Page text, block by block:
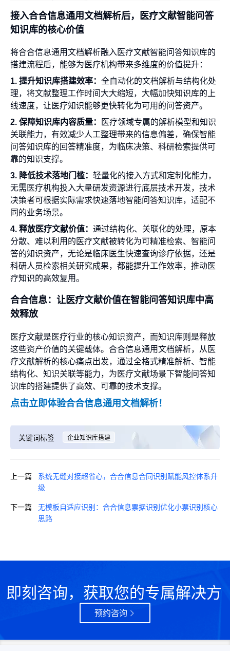
接入合合信息通用文档解析后，医疗文献智能问答
知识库的核心价值
将合合信息通用文档解析融入医疗文献智能问答知识库的
搭建流程后，能够为医疗机构带来多维度的价值提升：
1. 提升知识库搭建效率： 全自动化的文档解析与结构化处
理，将文献整理工作时间大大缩短，大幅加快知识库的上
线速度，让医疗知识能够更快转化为可用的问答资产。
2. 保障知识库内容质量：
医疗领域专属的解析模型和知识
关联能力，有效减少人工整理带来的信息偏差，确保智能
问答知识库的回答精准度，为临床决策、科研检索提供可
靠的知识支撑。
3. 降低技术落地门槛： 轻量化的接入方式和定制化能力，
无需医疗机构投入大量研发资源进行底层技术开发，技术
决策者可根据实际需求快速落地智能问答知识库，适配不
同的业务场景。
4. 释放医疗文献价值： 通过结构化、关联化的处理，原本
分散、难以利用的医疗文献被转化为可精准检索、智能问
答的知识资产，无论是临床医生快速查询诊疗依据，还是
科研人员检索相关研究成果，都能提升工作效率，推动医
疗知识的高效复用。
合合信息：让医疗文献价值在智能问答知识库中高
效释放
医疗文献是医疗行业的核心知识资产，而知识库则是释放
这些资产价值的关键载体。合合信息通用文档解析，从医
疗文献解析的核心痛点出发，通过全格式精准解析、智能
结构化、知识关联等能力，为医疗文献场景下智能问答知
识库的搭建提供了高效、可靠的技术支撑。
点击立即体验合合信息通用文档解析！
关键词标签 企业知识库搭建
上一篇
系统无缝对接超省心，合合信息合同识别赋能风控体系升
级
下一篇 无模板自适应识别：合合信息票据识别优化小票识别核心
思路
即刻咨询，获取您的专属解决方
预约咨询